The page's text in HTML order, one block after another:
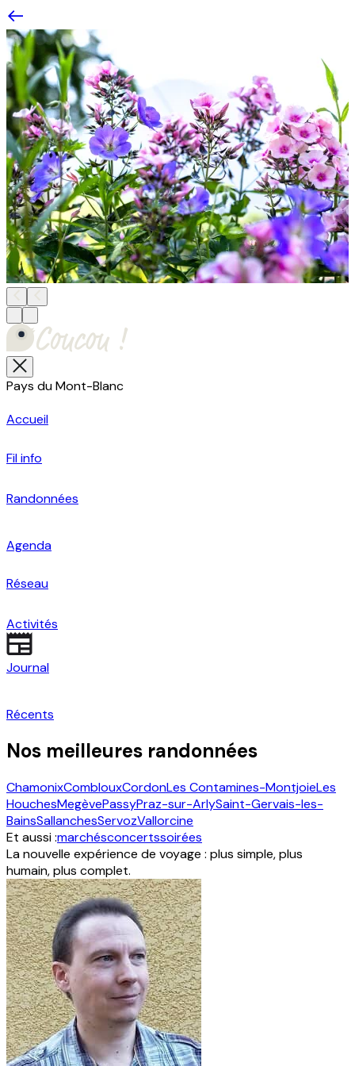
Pays du Mont-Blanc
Accueil
Fil info
Randonnées
Agenda
Réseau
Activités
Journal
Récents
Nos meilleures randonnées
ChamonixComblouxCordonLes Contamines-MontjoieLes
HouchesMegèvePassyPraz-sur-ArlySaint-Gervais-les-
BainsSallanchesServozVallorcine
Et aussi :marchésconcertssoirées
La nouvelle expérience de voyage : plus simple, plus
humain, plus complet.